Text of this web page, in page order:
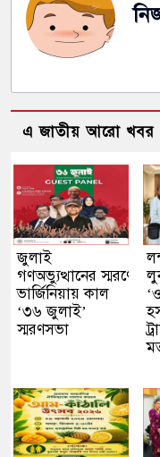
এ জাতীয় আরো খবর
জুলাই
গণঅভ্যুত্থানের স্মরণে
ভার্জিনিয়ায় কাল
‘৩৬ জুলাই’
স্মরণসভা